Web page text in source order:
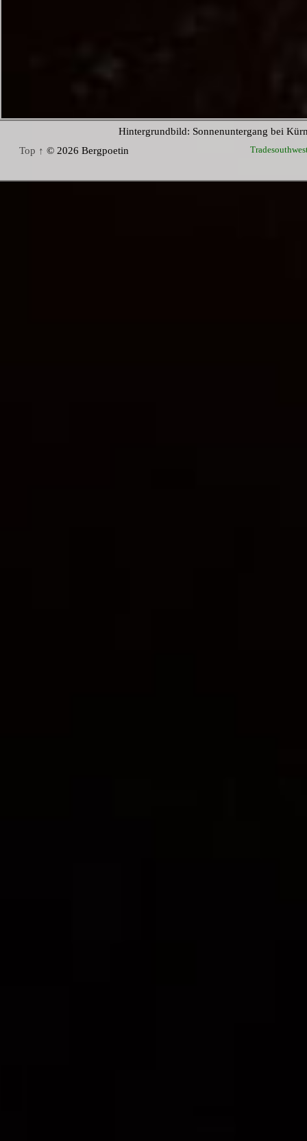
Hintergrundbild: Sonnenuntergang bei
Top ↑ © 2026 Bergpoetin